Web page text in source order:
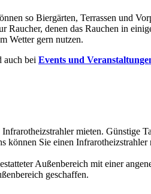
so Biergärten, Terrassen und
denen das Rauchen in
Wetter gern nutzen.
auch bei Events und
mieten. Günstige
können Sie einen
Außenbereich mit einer
geschaffen.